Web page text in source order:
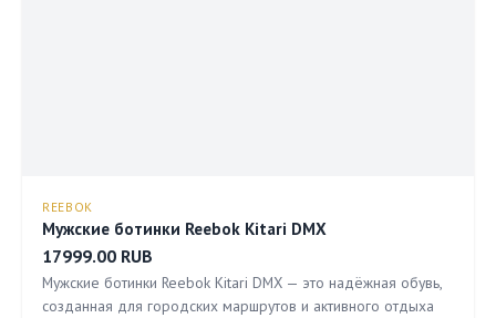
REEBOK
Мужские ботинки Reebok Kitari DMX
17999.00 RUB
Мужские ботинки Reebok Kitari DMX — это надёжная обувь,
созданная для городских маршрутов и активного отдыха